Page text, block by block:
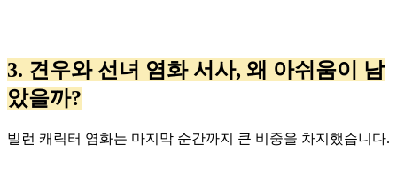
3. 견우와 선녀 염화 서사, 왜 아쉬움이 남
았을까?
빌런 캐릭터 염화는 마지막 순간까지 큰 비중을 차지했습니다.